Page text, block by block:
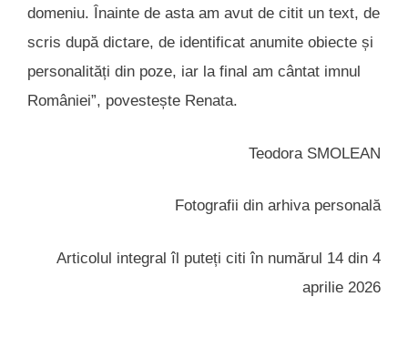
domeniu. Înainte de asta am avut de citit un text, de
scris după dictare, de identificat anumite obiecte și
personalități din poze, iar la final am cântat imnul
României”, povestește Renata.
Teodora SMOLEAN
Fotografii din arhiva personală
Articolul integral îl puteți citi în numărul 14 din 4
aprilie 2026